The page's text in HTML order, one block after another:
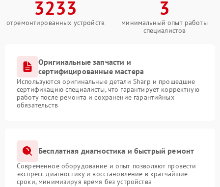
3233
отремонтированных устройств
3
минимальный опыт работы
специалистов
Оригинальные запчасти и
сертифицированные мастера
Используются оригинальные детали Sharp и прошедшие
сертификацию специалисты, что гарантирует корректную
работу после ремонта и сохранение гарантийных
обязательств
Бесплатная диагностика и быстрый ремонт
Современное оборудование и опыт позволяют провести
экспресс-диагностику и восстановление в кратчайшие
сроки, минимизируя время без устройства